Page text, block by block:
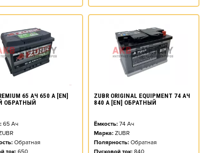
65 АЧ 650 А [EN]
ОБРАТНЫЙ
65Ач
Обратная
ZUBR ORIGINAL EQUIPMENT 74 АЧ
840 А [EN] ОБРАТНЫЙ
Ёмкость: 74Ач
Марка: ZUBR
Полярность: Обратная